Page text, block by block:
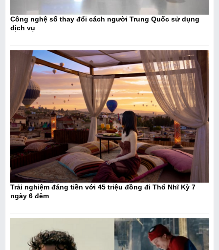
Công nghệ số thay đổi cách người Trung Quốc sử dụng
dịch vụ
Trải nghiệm đáng tiền với 45 triệu đồng đi Thổ Nhĩ Kỳ 7
ngày 6 đêm